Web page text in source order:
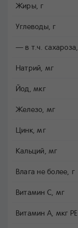
Жиры, г
Углеводы, г
— в т.ч.
Натрий, мг
Йод, мкг
Железо, мг
Цинк, мг
Кальций, мг
Влага не более, г
Витамин C, мг
Витамин A, мкг РЕ